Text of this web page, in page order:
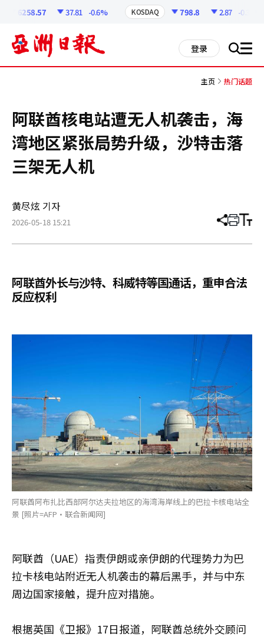
6258.57 37.81 -0.6% KOSDAQ 798.8 2.87 -0.36%
登录 搜 all
主页 热门话题
阿联酋核电站遭无人机袭击，海
湾地区紧张局势升级，沙特击落
三架无人机
黄尽炫 기자
2026-05-18 15:21 分
章
打 调
小
阿联酋外长与沙特、科威特等国通话，重申合法
反应权利
阿联酋阿布扎比西部阿尔达夫拉地区的海湾海岸线上的巴拉卡核电站全
景 [照片=AFP·联合新闻网]
阿联酋（UAE）指责伊朗或亲伊朗的代理势力为巴
拉卡核电站附近无人机袭击的幕后黑手，并与中东
周边国家接触，提升应对措施。
根据英国《卫报》17日报道，阿联酋总统外交顾问